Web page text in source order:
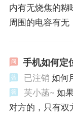
内有无烧焦的糊
周围的电容有无
手机如何定
已注销 如何
芙小菡~ 如
对方的，只有双